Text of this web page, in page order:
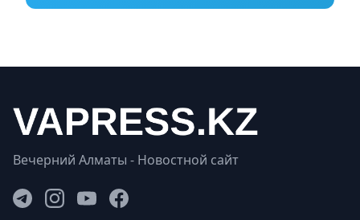
Вечерний Алматы - Новостной сайт